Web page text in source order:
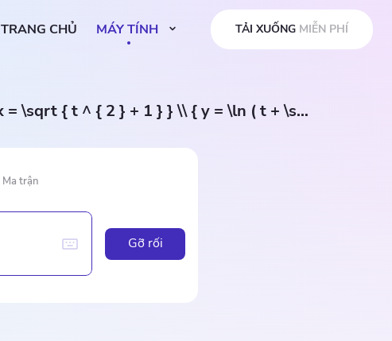
TRANG CHỦ MÁY TÍNH TẢI XUỐNG MIỄN PHÍ
\left\{ \begin{array} { l } { x = \sqrt { t ^ { 2 } + 1 } } \\ { y = \ln ( t + \sqrt { t ^ { 2 } + 1 } ) } \end{array} \right.
Ma trận
Gỡ rối